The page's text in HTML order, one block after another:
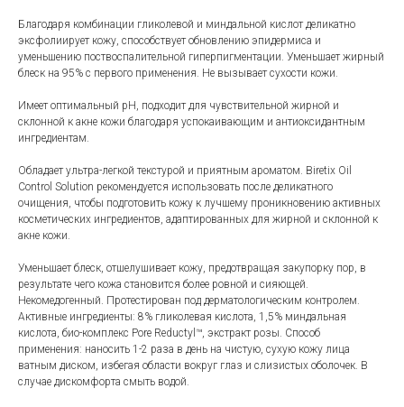
Благодаря комбинации гликолевой и миндальной кислот деликатно
эксфолиирует кожу, способствует обновлению эпидермиса и
уменьшению поствоспалительной гиперпигментации. Уменьшает жирный
блеск на 95% с первого применения. Не вызывает сухости кожи.
Имеет оптимальный рН, подходит для чувствительной жирной и
склонной к акне кожи благодаря успокаивающим и антиоксидантным
ингредиентам.
Обладает ультра-легкой текстурой и приятным ароматом. Biretix Oil
Control Solution рекомендуется использовать после деликатного
очищения, чтобы подготовить кожу к лучшему проникновению активных
косметических ингредиентов, адаптированных для жирной и склонной к
акне кожи.
Уменьшает блеск, отшелушивает кожу, предотвращая закупорку пор, в
результате чего кожа становится более ровной и сияющей.
Некомедогенный. Протестирован под дерматологическим контролем.
Активные ингредиенты: 8% гликолевая кислота, 1,5% миндальная
кислота, био-комплекс Pore Reductyl™, экстракт розы. Способ
применения: наносить 1-2 раза в день на чистую, сухую кожу лица
ватным диском, избегая области вокруг глаз и слизистых оболочек. В
случае дискомфорта смыть водой.